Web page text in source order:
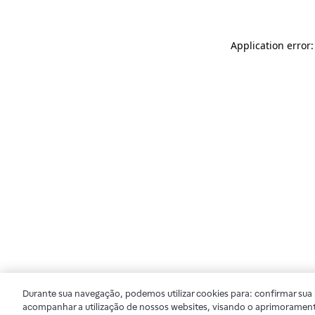
Application
Durante sua navegação, podemos utilizar cookies para: confirmar
acompanhar a utilização de nossos websites, visando o